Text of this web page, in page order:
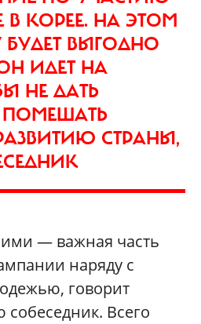
КОРЕЕ. НА ЭТОМ
ВЫГОДНО
ИДЕТ НА
НЕ ДАТЬ
СТРАНЫ,
— важная часть
наряду с
говорит
Всего